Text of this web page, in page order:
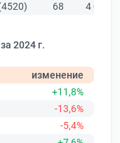
68 4 000
2024 г.
изменение
+11,8%
-13,6%
-5,4%